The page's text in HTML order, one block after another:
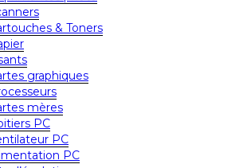
& Toners
graphiques
mères
PC
PC
PC